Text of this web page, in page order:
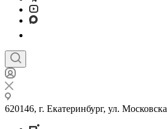
620146, г. Екатеринбург, ул.